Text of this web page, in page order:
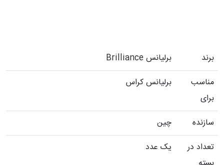
برند
برلیانس Brilliance
مناسب
برای
برلیانس کراس
سازنده
چین
تعداد در
یک عدد